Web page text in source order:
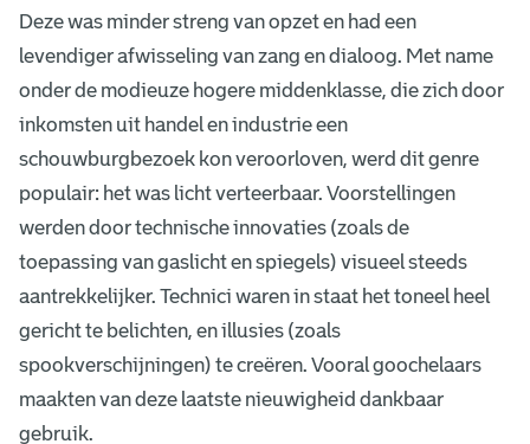
Deze was minder streng van opzet en had een
levendiger afwisseling van zang en dialoog. Met name
onder de modieuze hogere middenklasse, die zich door
inkomsten uit handel en industrie een
schouwburgbezoek kon veroorloven, werd dit genre
populair: het was licht verteerbaar. Voorstellingen
werden door technische innovaties (zoals de
toepassing van gaslicht en spiegels) visueel steeds
aantrekkelijker. Technici waren in staat het toneel heel
gericht te belichten, en illusies (zoals
spookverschijningen) te creëren. Vooral goochelaars
maakten van deze laatste nieuwigheid dankbaar
gebruik.